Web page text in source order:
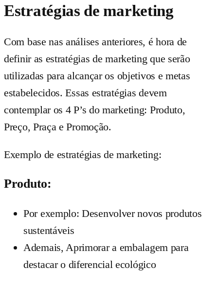
Estratégias de marketing
Com base nas análises anteriores, é hora de
definir as estratégias de marketing que serão
utilizadas para alcançar os objetivos e metas
estabelecidos. Essas estratégias devem
contemplar os 4 P’s do marketing: Produto,
Preço, Praça e Promoção.
Exemplo de estratégias de marketing:
Produto:
Por exemplo: Desenvolver novos produtos
sustentáveis
Ademais, Aprimorar a embalagem para
destacar o diferencial ecológico